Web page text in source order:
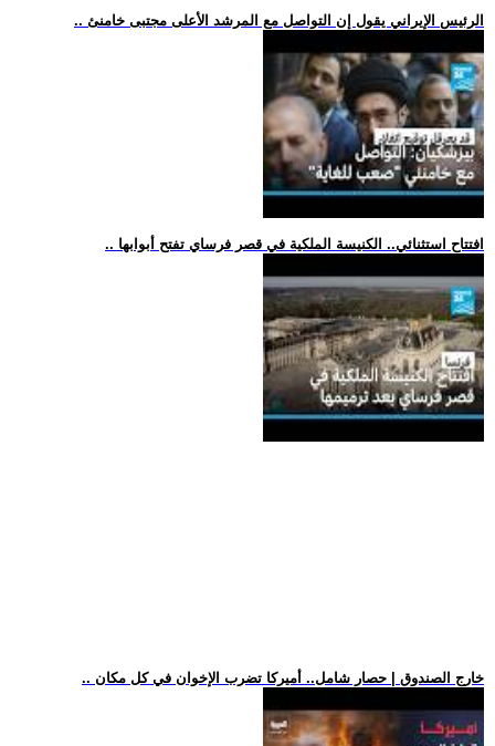
.. الرئيس الإيراني يقول إن التواصل مع المرشد الأعلى مجتبى خامنئ
.. افتتاح استثنائي.. الكنيسة الملكية في قصر فرساي تفتح أبوابها
.. خارج الصندوق | حصار شامل.. أميركا تضرب الإخوان في كل مكان